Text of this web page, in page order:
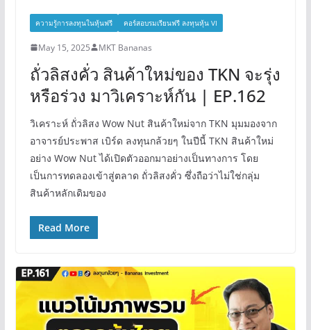
ความรู้การลงทุนในหุ้นฟรี คอร์สอบรมเรียนฟรี ลงทุนหุ้น VI
May 15, 2025 MKT Bananas
ถั่วลิสงคั่ว สินค้าใหม่ของ TKN จะรุ่ง
หรือร่วง มาวิเคราะห์กัน | EP.162
วิเคราะห์ ถั่วลิสง Wow Nut สินค้าใหม่จาก TKN มุมมองจาก
อาจารย์ประพาส เบิร์ด ลงทุนกล้วยๆ ในปีนี้ TKN สินค้าใหม่
อย่าง Wow Nut ได้เปิดตัวออกมาอย่างเป็นทางการ โดย
เป็นการทดลองเข้าสู่ตลาด ถั่วลิสงคั่ว ซึ่งถือว่าไม่ใช่กลุ่ม
สินค้าหลักเดิมของ
Read More